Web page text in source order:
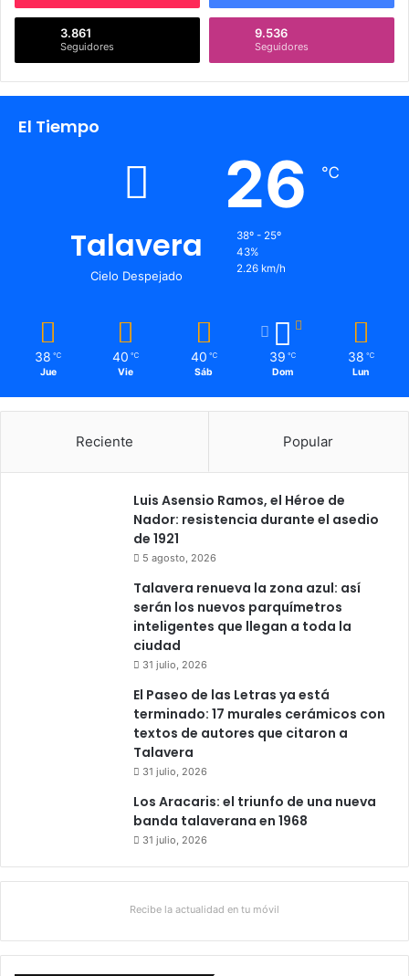
3.861
Seguidores
9.536
Seguidores
El Tiempo
Talavera
Cielo Despejado
26 ℃
38º - 25º
43%
2.26 km/h
38 ℃
Jue
40 ℃
Vie
40 ℃
Sáb
39 ℃
Dom
38 ℃
Lun
Reciente Popular
Luis Asensio Ramos, el Héroe de
Nador: resistencia durante el asedio
de 1921
5 agosto, 2026
Talavera renueva la zona azul: así
serán los nuevos parquímetros
inteligentes que llegan a toda la
ciudad
31 julio, 2026
El Paseo de las Letras ya está
terminado: 17 murales cerámicos con
textos de autores que citaron a
Talavera
31 julio, 2026
Los Aracaris: el triunfo de una nueva
banda talaverana en 1968
31 julio, 2026
Recibe la actualidad en tu móvil